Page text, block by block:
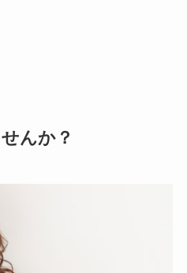
んか？